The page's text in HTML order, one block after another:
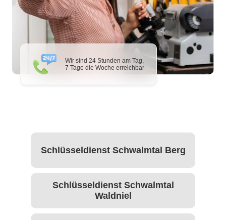
Wir sind 24 Stunden am Tag,
7 Tage die Woche erreichbar
Schlüsseldienst Schwalmtal Berg
Schlüsseldienst Schwalmtal
Waldniel